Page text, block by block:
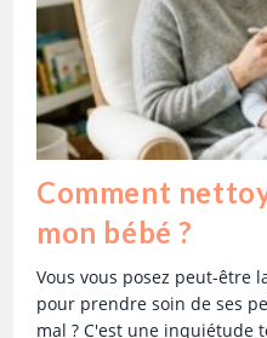
Comment
mon bébé ?
Vous vous posez peut-être
pour prendre soin de ses
mal ? C'est une inquiétude